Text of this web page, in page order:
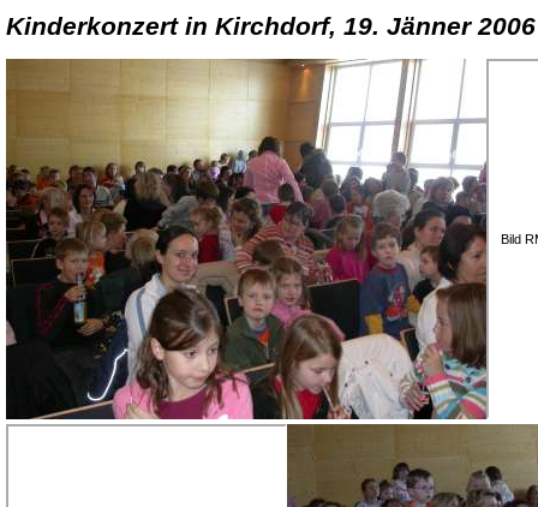
Kinderkonzert in Kirchdorf, 19. Jänner 2006
Bild